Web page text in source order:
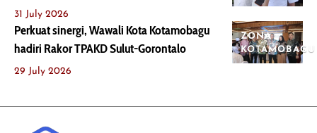
31 July 2026
ZONA
KOTAMOBAGU
Perkuat sinergi, Wawali Kota Kotamobagu
hadiri Rakor TPAKD Sulut-Gorontalo
29 July 2026